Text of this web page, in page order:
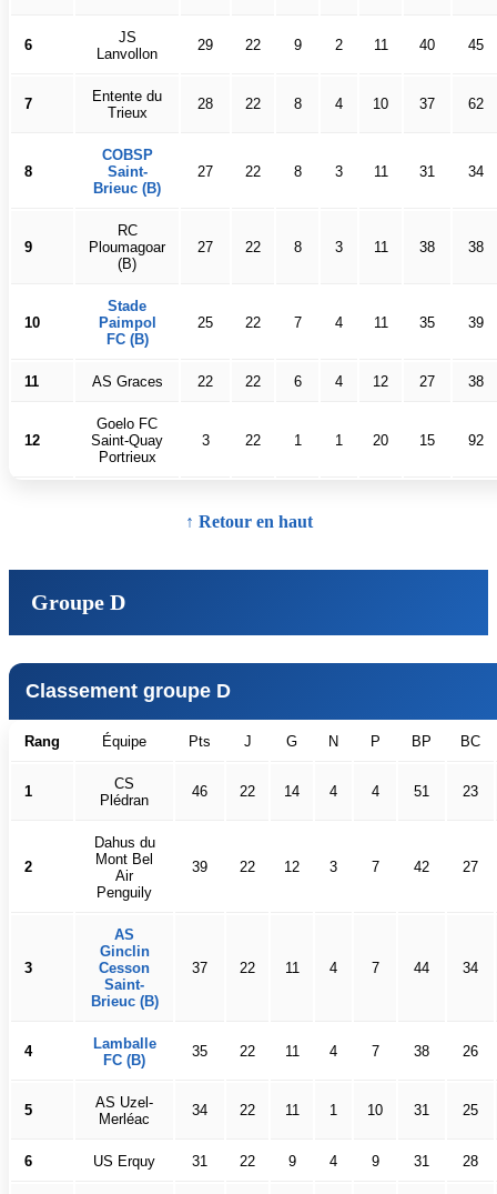
6
JS
Lanvollon
29 22 9 2 11 40 45
7
Entente du
Trieux
28 22 8 4 10 37 62
8
COBSP
Saint-
Brieuc (B)
27 22 8 3 11 31 34
9
RC
Ploumagoar
(B)
27 22 8 3 11 38 38
10
Stade
Paimpol
FC (B)
25 22 7 4 11 35 39
11 AS Graces 22 22 6 4 12 27 38
12
Goelo FC
Saint-Quay
Portrieux
3 22 1 1 20 15 92
↑ Retour en haut
Groupe D
Classement groupe D
Rang Équipe Pts J G N P BP BC
1
CS
Plédran
46 22 14 4 4 51 23
2
Dahus du
Mont Bel
Air
Penguily
39 22 12 3 7 42 27
3
AS
Ginclin
Cesson
Saint-
Brieuc (B)
37 22 11 4 7 44 34
4
Lamballe
FC (B)
35 22 11 4 7 38 26
5
AS Uzel-
Merléac
34 22 11 1 10 31 25
6 US Erquy 31 22 9 4 9 31 28